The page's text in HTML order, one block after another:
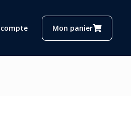
Mon panier